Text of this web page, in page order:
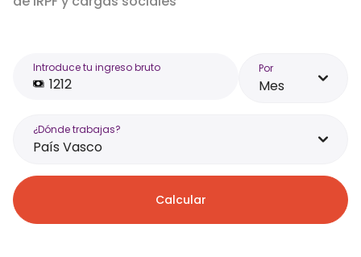
Introduce tu ingreso bruto Por
Mes
¿Dónde trabajas?
País Vasco
Calcular